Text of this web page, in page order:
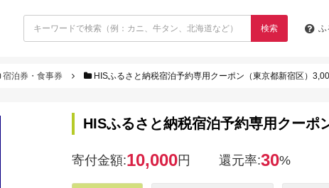
検索 ふ
宿泊券・食事券 HISふるさと納税宿泊予約専用クーポン（東京都新宿区）
HISふるさと納税宿泊予約専用クーポ
寄付金額:10,000円 還元率:30%